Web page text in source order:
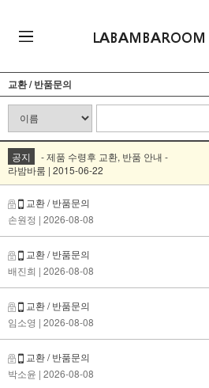
LABAMBAROOM
교환 / 반품문의
공지
- 제품 수령후 교환, 반품 안내 -
라밤바룸 | 2015-06-22
교환 / 반품문의
손원정 | 2026-08-08
교환 / 반품문의
배진희 | 2026-08-08
교환 / 반품문의
임소영 | 2026-08-08
교환 / 반품문의
박소윤 | 2026-08-08